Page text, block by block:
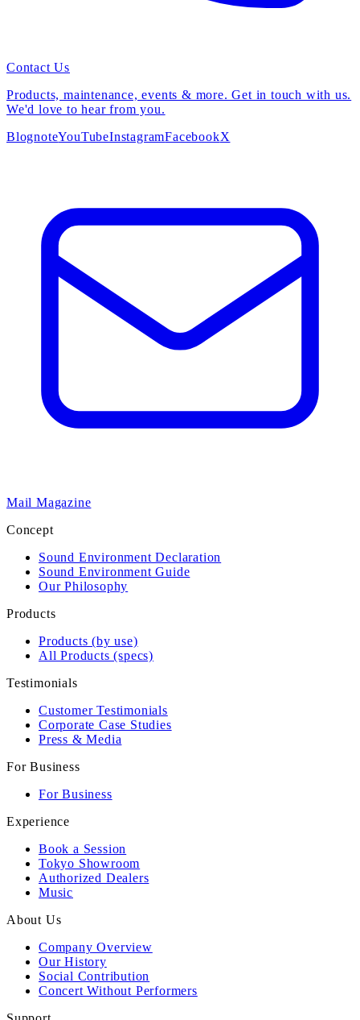
Contact Us
Products, maintenance, events & more. Get in touch with us.
We'd love to hear from you.
BlognoteYouTubeInstagramFacebookX
Mail Magazine
Concept
Sound Environment Declaration
Sound Environment Guide
Our Philosophy
Products
Products (by use)
All Products (specs)
Testimonials
Customer Testimonials
Corporate Case Studies
Press & Media
For Business
For Business
Experience
Book a Session
Tokyo Showroom
Authorized Dealers
Music
About Us
Company Overview
Our History
Social Contribution
Concert Without Performers